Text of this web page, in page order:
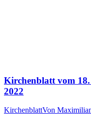
Kirchenblatt vom 18.
2022
KirchenblattVon